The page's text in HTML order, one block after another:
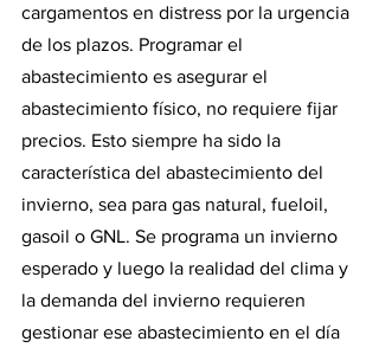
cargamentos en distress por la urgencia
de los plazos. Programar el
abastecimiento es asegurar el
abastecimiento físico, no requiere fijar
precios. Esto siempre ha sido la
característica del abastecimiento del
invierno, sea para gas natural, fueloil,
gasoil o GNL. Se programa un invierno
esperado y luego la realidad del clima y
la demanda del invierno requieren
gestionar ese abastecimiento en el día